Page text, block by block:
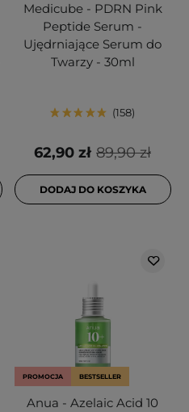
Medicube - PDRN Pink
Peptide Serum -
Ujędrniające Serum do
Twarzy - 30ml
158
89,90 zł
62,90 zł
DODAJ DO KOSZYKA
PROMOCJA BESTSELLER
Anua - Azelaic Acid 10